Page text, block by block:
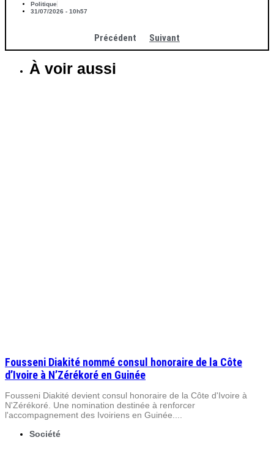
Politique
31/07/2026 - 10h57
Précédent Suivant
À voir aussi
Fousseni Diakité nommé consul honoraire de la Côte
d’Ivoire à N’Zérékoré en Guinée
Fousseni Diakité devient consul honoraire de la Côte d'Ivoire à
N'Zérékoré. Une nomination destinée à renforcer
l'accompagnement des Ivoiriens en Guinée....
Société